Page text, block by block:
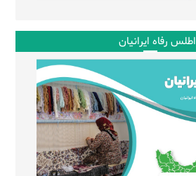
اطلس رفاه ایرانیان